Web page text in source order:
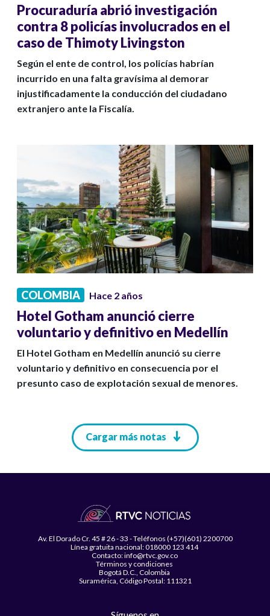
Procuraduría abrió investigación
contra 8 policías involucrados en el
caso de Thimoty Livingston
Según el ente de control, los policías habrían
incurrido en una falta gravísima al demorar
injustificadamente la conducción del ciudadano
extranjero ante la Fiscalía.
COLOMBIA Hace 2 años
Hotel Gotham anunció cierre
voluntario y definitivo en Medellín
El Hotel Gotham en Medellín anunció su cierre
voluntario y definitivo en consecuencia por el
presunto caso de explotación sexual de menores.
Cargar más notas
Av. El Dorado Cr. 45 # 26 - 33 - Teléfonos (+57)(601) 2200700
Línea gratuita nacional: 018000 123 414
Contacto: info@rtvc.gov.co
Términos y condiciones
Bogotá D.C., Colombia
Suramérica, Código Postal: 111321